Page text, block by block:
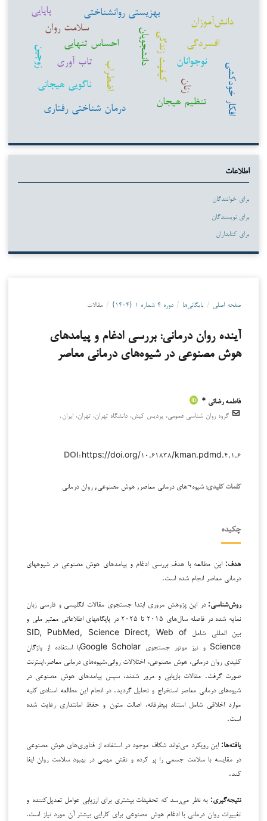
اضطراب
دانشجویانکیفیت زندگی نوجوانان
افسردگی
بهزیستی روانشناختی
دانش‌آموزان
زنان
تنظیم هیجان
درمان شناختی رفتاری
ناگویی هیجانی
احساس تنهایی
زوجین
افکار خودکشی
تاب آوری
سلامت روان
پایایی
اطلاعات
برای خوانندگان
برای نویسندگان
برای کتابداران
صفحه اصلی / بایگانی‌ها / دوره ۴ شماره ۱ (۱۴۰۴) / مقالات
آینده روان درمانی: بررسی ادغام و پیامدهای
هوش مصنوعی در شیوه‌های درمانی معاصر
فاطمه رضائی *
گروه روان شناسی عمومی، پردیس کیش، دانشگاه تهران، تهران، ایران.
DOI: https://doi.org/۱۰.۶۱۸۳۸/kman.pdmd.۴.۱.۶
کلمات کلیدی: شیوه¬های درمانی معاصر, هوش مصنوعی, روان درمانی
چکیده
هدف: این مطالعه با هدف بررسی ادغام و پیامدهای هوش مصنوعی در شیوه­های
درمانی معاصر انجام شده است.
روش‌شناسی:در این پژوهش مروری ابتدا جستجوی مقالات انگلیسی و فارسی زبان
نمایه شده در فاصله سال‌های ۲۰۱۵ تا ۲۰۲۵ در پایگاه­های اطلاعاتی معتبر ملی و
بین المللی شامل SID, PubMed, Science Direct, Web of
Science و نیز موتور جستجوی Google Scholarبا استفاده از واژگان
کلیدی روان درمانی، هوش مصنوعی، اختلالات روانی،شیوه‌های درمانی معاصر،اینترنت
صورت گرفت. مقالات بازیابی و مرور شدند، سپس پیامدهای هوش مصنوعی در
شیوه‌های درمانی معاصر استخراج و تحلیل گردید. در انجام این مطالعه اسنادی کلیه
موارد اخلاقی شامل استناد بی­طرفانه، اصالت متون و حفظ امانتداری رعایت شده
است.
یافته‌ها: این رویکرد می‌تواند شکاف موجود در استفاده از فناوری‌های هوش مصنوعی
در مقایسه با سلامت جسمی را پر کرده و نقش مهمی در بهبود سلامت روان ایفا
کند.
نتیجه‌گیری: به نظر می‌رسد که تحقیقات بیشتری برای ارزیابی عوامل تعدیل‌کننده و
تغییرات روان درمانی با ادغام هوش مصنوعی برای کارایی بیشتر آن مورد نیاز است.